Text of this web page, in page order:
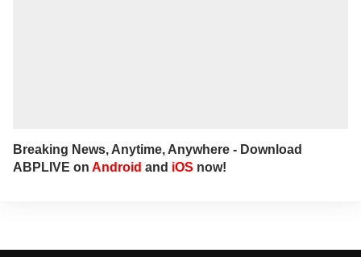
Breaking News, Anytime, Anywhere - Download
ABPLIVE on Android and iOS now!